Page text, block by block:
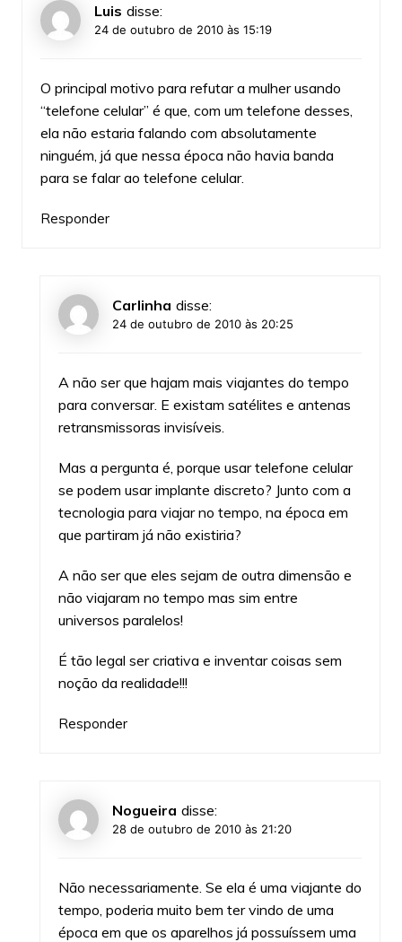
Luis disse:
24 de outubro de 2010 às 15:19
O principal motivo para refutar a mulher usando
“telefone celular” é que, com um telefone desses,
ela não estaria falando com absolutamente
ninguém, já que nessa época não havia banda
para se falar ao telefone celular.
Responder
Carlinha disse:
24 de outubro de 2010 às 20:25
A não ser que hajam mais viajantes do tempo
para conversar. E existam satélites e antenas
retransmissoras invisíveis.
Mas a pergunta é, porque usar telefone celular
se podem usar implante discreto? Junto com a
tecnologia para viajar no tempo, na época em
que partiram já não existiria?
A não ser que eles sejam de outra dimensão e
não viajaram no tempo mas sim entre
universos paralelos!
É tão legal ser criativa e inventar coisas sem
noção da realidade!!!
Responder
Nogueira disse:
28 de outubro de 2010 às 21:20
Não necessariamente. Se ela é uma viajante do
tempo, poderia muito bem ter vindo de uma
época em que os aparelhos já possuíssem uma